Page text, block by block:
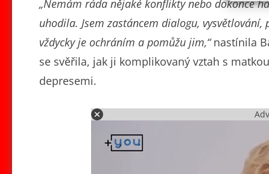
„Nemám ráda nějaké konflikty nebo dokonce
uhodila. Jsem zastáncem dialogu,
vždycky je ochráním a pomůžu jim,“nastínila
se svěřila, jak ji komplikovaný vztah s
depresemi.